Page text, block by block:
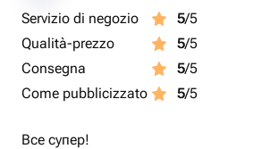
Servizio di negozio 5/5
Qualità-prezzo
5/5
Consegna
5/5
Come pubblicizzato
5/5
Все супер!